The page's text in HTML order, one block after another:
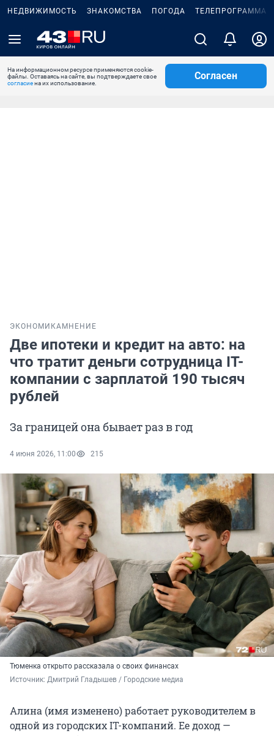
НЕДВИЖИМОСТЬ ЗНАКОМСТВА ПОГОДА ТЕЛЕПРОГРАММА
На информационном ресурсе применяются cookie-
файлы. Оставаясь на сайте, вы подтверждаете свое
согласиена их использование.
Согласен
ЭКОНОМИКА МНЕНИЕ
Две ипотеки и кредит на авто: на
что тратит деньги сотрудница IT-
компании с зарплатой 190 тысяч
рублей
За границей она бывает раз в год
4 июня 2026, 11:00 215
Тюменка открыто рассказала о своих финансах
Источник: Дмитрий Гладышев / Городские медиа
Алина (имя изменено) работает руководителем в
одной из городских IT-компаний. Ее доход —